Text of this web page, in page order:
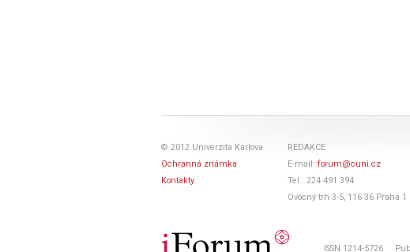
© 2012 Univerzita Karlova
Ochranná známka
Kontakty
REDAKCE
E-mail: forum@cuni.cz
Tel.: 224 491 394
Ovocný trh 3-5, 116 36 Praha 1
ISSN 1214-5726